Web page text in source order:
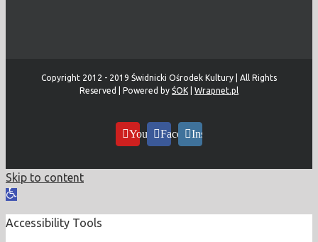
Copyright 2012 - 2019 Świdnicki Ośrodek Kultury | All Rights
Reserved | Powered by ŚOK Wrapnet.pl
YouTubeFacebookInstagram
Skip to content
Open
Accessibility Tools